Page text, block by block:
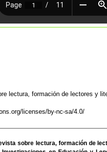
lectura, formación de lectores y
licenses/by-nc-sa/4.0/
sobre lectura, formación de